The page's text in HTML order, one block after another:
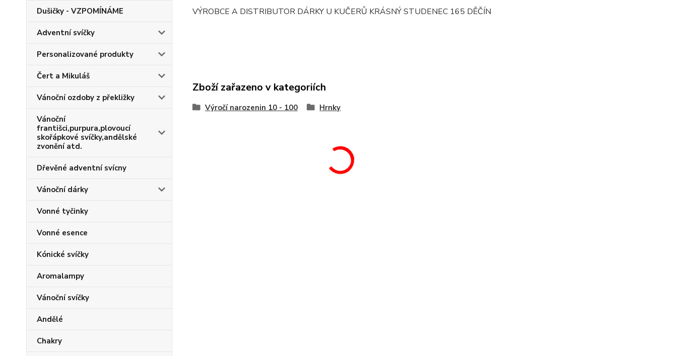
Dušičky - VZPOMÍNÁME
Adventní svíčky
Personalizované produkty
Čert a Mikuláš
Vánoční ozdoby z překližky
Vánoční
františci,purpura,plovoucí
skořápkové svíčky,andělské
zvonění atd.
Dřevěné adventní svícny
Vánoční dárky
Vonné tyčinky
Vonné esence
Kónické svíčky
Aromalampy
Vánoční svíčky
Andělé
Chakry
VÝROBCE A DISTRIBUTOR DÁRKY U KUČERŮ KRÁSNÝ STUDENEC 165 DĚČÍN
Zboží zařazeno v kategoriích
Výročí narozenin 10 - 100 Hrnky